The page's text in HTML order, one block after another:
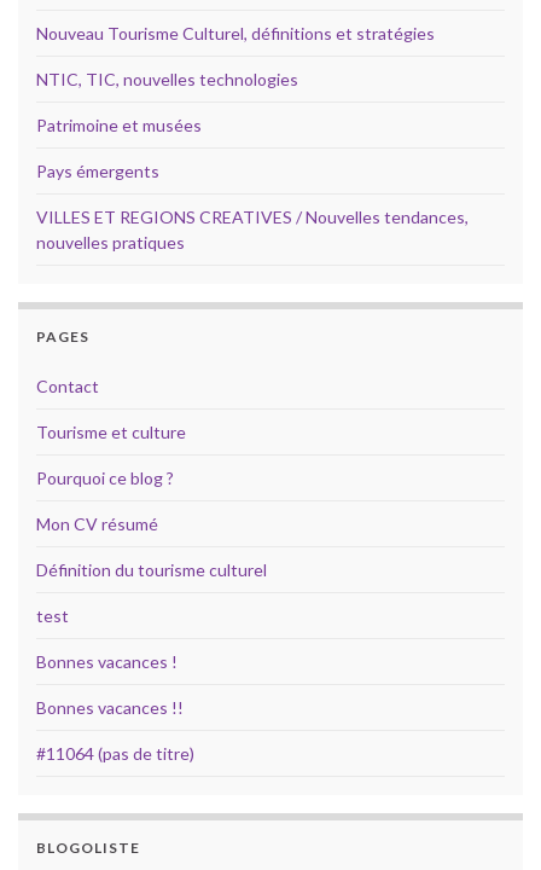
Nouveau Tourisme Culturel, définitions et stratégies
NTIC, TIC, nouvelles technologies
Patrimoine et musées
Pays émergents
VILLES ET REGIONS CREATIVES / Nouvelles tendances,
nouvelles pratiques
PAGES
Contact
Tourisme et culture
Pourquoi ce blog ?
Mon CV résumé
Définition du tourisme culturel
test
Bonnes vacances !
Bonnes vacances !!
#11064 (pas de titre)
BLOGOLISTE